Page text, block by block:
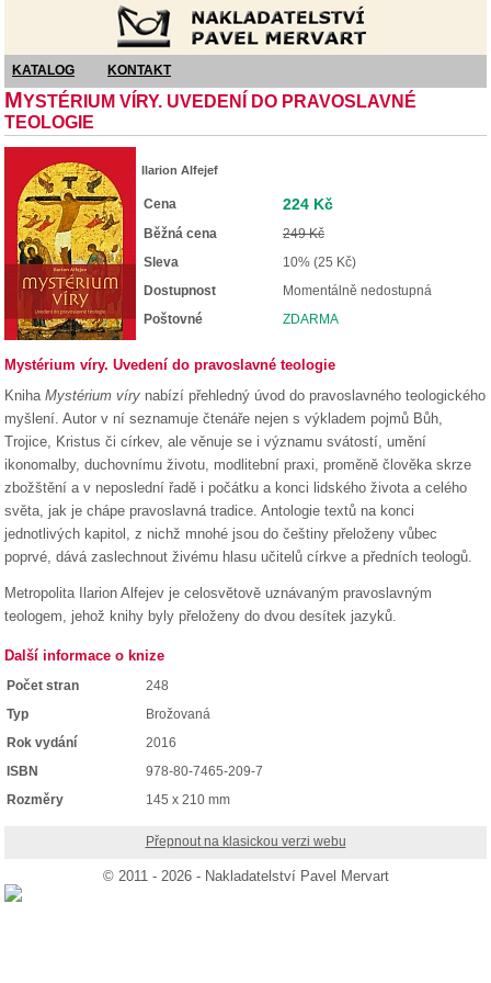
KATALOG KONTAKT
MYSTÉRIUM VÍRY. UVEDENÍ DO PRAVOSLAVNÉ
TEOLOGIE
Ilarion Alfejef
Cena 224 Kč
Běžná cena
249 Kč
Sleva
10% (25 Kč)
Dostupnost
Momentálně nedostupná
Poštovné
ZDARMA
Mystérium víry. Uvedení do pravoslavné teologie
Kniha Mystérium víry nabízí přehledný úvod do pravoslavného teologického
myšlení. Autor v ní seznamuje čtenáře nejen s výkladem pojmů Bůh,
Trojice, Kristus či církev, ale věnuje se i významu svátostí, umění
ikonomalby, duchovnímu životu, modlitební praxi, proměně člověka skrze
zbožštění a v neposlední řadě i počátku a konci lidského života a celého
světa, jak je chápe pravoslavná tradice. Antologie textů na konci
jednotlivých kapitol, z nichž mnohé jsou do češtiny přeloženy vůbec
poprvé, dává zaslechnout živému hlasu učitelů církve a předních teologů.
Metropolita Ilarion Alfejev je celosvětově uznávaným pravoslavným
teologem, jehož knihy byly přeloženy do dvou desítek jazyků.
Další informace o knize
Počet stran
248
Typ
Brožovaná
Rok vydání
2016
ISBN
978-80-7465-209-7
Rozměry
145 x 210 mm
Přepnout na klasickou verzi webu
© 2011 - 2026 - Nakladatelství Pavel Mervart